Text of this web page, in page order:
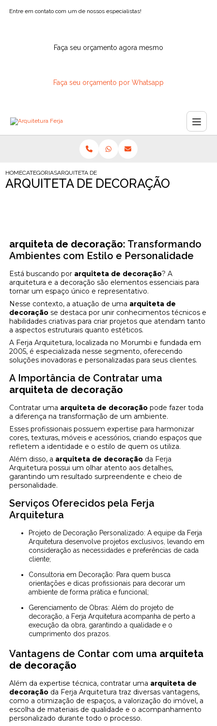
Entre em contato com um de nossos especialistas!
Faça seu orçamento agora mesmo
Faça seu orçamento por Whatsapp
HOMECATEGORIASARQUITETA DECORACAO
ARQUITETA DE DECORAÇÃO
arquiteta de decoração: Transformando
Ambientes com Estilo e Personalidade
Está buscando por arquiteta de decoração? A
arquitetura e a decoração são elementos essenciais para
tornar um espaço único e representativo.
Nesse contexto, a atuação de uma arquiteta de
decoração se destaca por unir conhecimentos técnicos e
habilidades criativas para criar projetos que atendam tanto
a aspectos estruturais quanto estéticos.
A Ferja Arquitetura, localizada no Morumbi e fundada em
2005, é especializada nesse segmento, oferecendo
soluções inovadoras e personalizadas para seus clientes.
A Importância de Contratar uma
arquiteta de decoração
Contratar uma arquiteta de decoração pode fazer toda
a diferença na transformação de um ambiente.
Esses profissionais possuem expertise para harmonizar
cores, texturas, móveis e acessórios, criando espaços que
refletem a identidade e o estilo de quem os utiliza.
Além disso, a arquiteta de decoração da Ferja
Arquitetura possui um olhar atento aos detalhes,
garantindo um resultado surpreendente e cheio de
personalidade.
Serviços Oferecidos pela Ferja
Arquitetura
Projeto de Decoração Personalizado: A equipe da Ferja
Arquitetura desenvolve projetos exclusivos, levando em
consideração as necessidades e preferências de cada
cliente;
Consultoria em Decoração: Para quem busca
orientações e dicas profissionais para decorar um
ambiente de forma prática e funcional;
Gerenciamento de Obras: Além do projeto de
decoração, a Ferja Arquitetura acompanha de perto a
execução da obra, garantindo a qualidade e o
cumprimento dos prazos.
Vantagens de Contar com uma arquiteta
de decoração
Além da expertise técnica, contratar uma arquiteta de
decoração da Ferja Arquitetura traz diversas vantagens,
como a otimização de espaços, a valorização do imóvel, a
escolha de materiais de qualidade e o acompanhamento
personalizado durante todo o processo.